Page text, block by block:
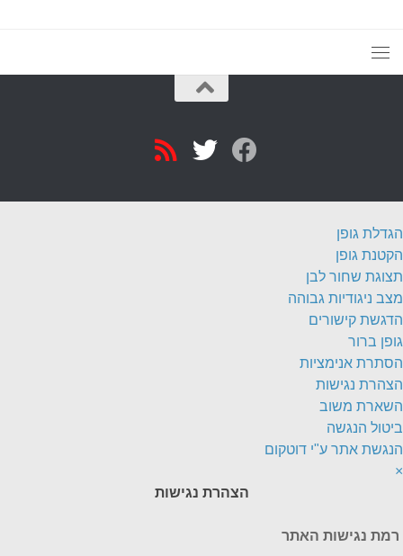
הגדלת גופן
הקטנת גופן
תצוגת שחור לבן
מצב ניגודיות גבוהה
הדגשת קישורים
גופן ברור
הסתרת אנימציות
הצהרת נגישות
השארת משוב
ביטול הנגשה
הנגשת אתר ע"י דוטקום
×
הצהרת נגישות
רמת נגישות האתר